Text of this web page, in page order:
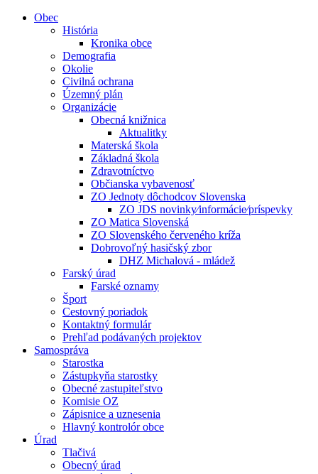
Obec
História
Kronika obce
Demografia
Okolie
Civilná ochrana
Územný plán
Organizácie
Obecná knižnica
Aktualitky
Materská škola
Základná škola
Zdravotníctvo
Občianska vybavenosť
ZO Jednoty dôchodcov Slovenska
ZO JDS novinky⁄informácie⁄príspevky
ZO Matica Slovenská
ZO Slovenského červeného kríža
Dobrovoľný hasičský zbor
DHZ Michalová - mládež
Farský úrad
Farské oznamy
Šport
Cestovný poriadok
Kontaktný formulár
Prehľad podávaných projektov
Samospráva
Starostka
Zástupkyňa starostky
Obecné zastupiteľstvo
Komisie OZ
Zápisnice a uznesenia
Hlavný kontrolór obce
Úrad
Tlačivá
Obecný úrad